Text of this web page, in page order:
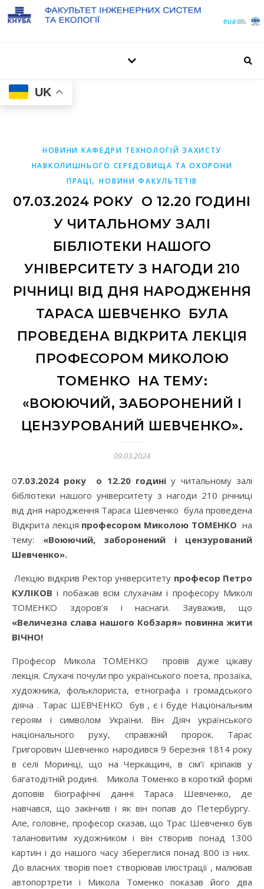
UK
НОВИНИ КАФЕДРИ ТЕХНОЛОГІЙ ЗАХИСТУ
НАВКОЛИШНЬОГО СЕРЕДОВИЩА ТА ОХОРОНИ
ПРАЦІ,НОВИНИ ФАКУЛЬТЕТІВ
07.03.2024 РОКУ О 12.20 ГОДИНІ
У ЧИТАЛЬНОМУ ЗАЛІ
БІБЛІОТЕКИ НАШОГО
УНІВЕРСИТЕТУ З НАГОДИ 210
РІЧНИЦІ ВІД ДНЯ НАРОДЖЕННЯ
ТАРАСА ШЕВЧЕНКО БУЛА
ПРОВЕДЕНА ВІДКРИТА ЛЕКЦІЯ
ПРОФЕСОРОМ МИКОЛОЮ
ТОМЕНКО НА ТЕМУ:
«ВОЮЮЧИЙ, ЗАБОРОНЕНИЙ І
ЦЕНЗУРОВАНИЙ ШЕВЧЕНКО».
09.03.2024
07.03.2024 року о 12.20 годиніу читальному залі
бібліотеки нашого університету з нагоди 210 річниці
від дня народження Тараса Шевченко була проведена
Відкрита лекція професором Миколою ТОМЕНКО на
тему: «Воюючий, заборонений і цензурований
Шевченко».
Лекцію відкрив Ректор університету професор Петро
КУЛІКОВі побажав всім слухачам і професору Миколі
ТОМЕНКО здоров’я і наснаги. Зауважив, що
«Величезна слава нашого Кобзаря» повинна жити
ВІЧНО!
Професор Микола ТОМЕНКО провів дуже цікаву
лекція. Слухачі почули про українського поета, прозаїка,
художника, фольклориста, етнографа і громадського
діяча . Тарас ШЕВЧЕНКО був , є і буде Національним
героям і символом України. Він Діяч українського
національного руху, справжній пророк. Тарас
Григорович Шевченко народився 9 березня 1814 року
в селі Моринці, що на Черкащині, в сім’ї кріпаків у
багатодітній родині. Микола Томенко в короткій формі
доповів біографічні данні Тараса Шевченко, де
навчався, що закінчив і як він попав до Петербургу.
Але, головне, професор сказав, що Трас Шевченко був
талановитим художником і він створив понад 1300
картин і до нашого часу збереглися понад 800 із них.
До власних творів поет створював ілюстрації , малював
автопортрети і Микола Томенко показав його два